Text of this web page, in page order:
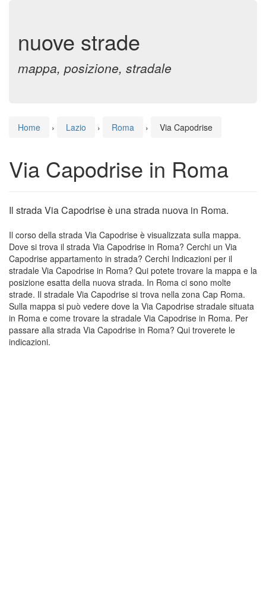
nuove strade
mappa, posizione, stradale
Home › Lazio › Roma › Via Capodrise
Via Capodrise in Roma
Il strada Via Capodrise è una strada nuova in Roma.
Il corso della strada Via Capodrise è visualizzata sulla mappa.
Dove si trova il strada Via Capodrise in Roma? Cerchi un Via
Capodrise appartamento in strada? Cerchi Indicazioni per il
stradale Via Capodrise in Roma? Qui potete trovare la mappa e la
posizione esatta della nuova strada. In Roma ci sono molte
strade. Il stradale Via Capodrise si trova nella zona Cap Roma.
Sulla mappa si può vedere dove la Via Capodrise stradale situata
in Roma e come trovare la stradale Via Capodrise in Roma. Per
passare alla strada Via Capodrise in Roma? Qui troverete le
indicazioni.